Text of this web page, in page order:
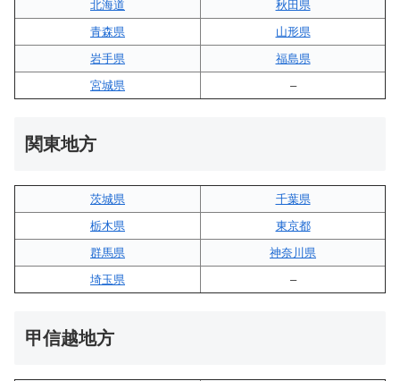
北海道
秋田県
青森県
山形県
岩手県
福島県
宮城県
–
関東地方
茨城県
千葉県
栃木県
東京都
群馬県
神奈川県
埼玉県
–
甲信越地方